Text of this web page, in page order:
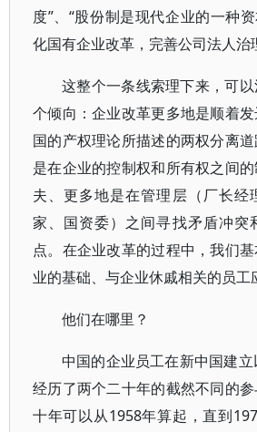
度”、“股份制是现代企业的一种
化国有企业改革，完善公司法人
这整个一条线索理下来，可
个倾向：企业改革更多地是顺着
国的产权理论所描述的两权分离
是在企业的控制权和所有权之间
夫、更多地是在管理层（厂长经
家、国资委）之间寻找矛盾冲突
点。在企业改革的过程中，我们
业的基础、与企业休戚相关的员工
他们在哪里？
中国的企业员工在新中国建立
经历了两个二十年的截然不同的
十年可以从1958年算起，直到